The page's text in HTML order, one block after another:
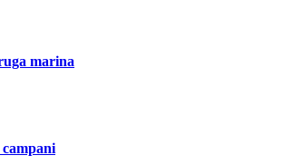
marina